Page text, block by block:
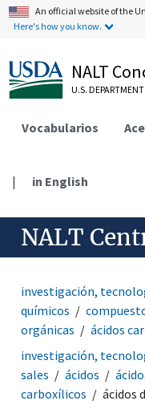
An official website of the
Here's how you know.
NALT
U.S.
Vocabularios
| in English
NALT
investigación,
químicos
orgánicas
ácidos
investigación,
sales
ácidos
carboxílicos
ácidos